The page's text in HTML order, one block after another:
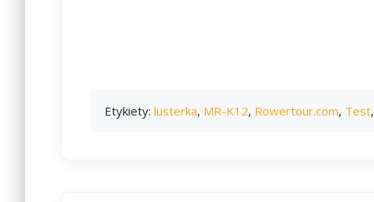
Etykiety: lusterka, MR-K12, Rowertour.com, Test,